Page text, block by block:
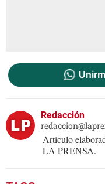
Redacción
Artículo
LA PRENSA.